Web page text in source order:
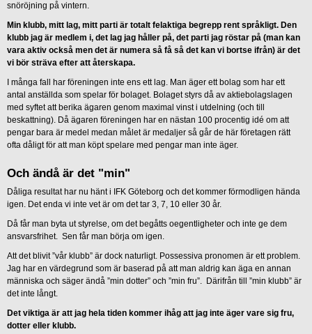
snöröjning på vintern.
Min klubb, mitt lag, mitt parti är totalt felaktiga begrepp rent språkligt. Den
klubb jag är medlem i, det lag jag håller på, det parti jag röstar på (man kan
vara aktiv också men det är numera så få så det kan vi bortse ifrån) är det
vi bör sträva efter att återskapa.
I många fall har föreningen inte ens ett lag. Man äger ett bolag som har ett
antal anställda som spelar för bolaget. Bolaget styrs då av aktiebolagslagen
med syftet att berika ägaren genom maximal vinst i utdelning (och till
beskattning). Då ägaren föreningen har en nästan 100 procentig idé om att
pengar bara är medel medan målet är medaljer så går de här företagen rätt
ofta dåligt för att man köpt spelare med pengar man inte äger.
Och ändå är det "min"
Dåliga resultat har nu hänt i IFK Göteborg och det kommer förmodligen hända
igen. Det enda vi inte vet är om det tar 3, 7, 10 eller 30 år.
Då får man byta ut styrelse, om det begåtts oegentligheter och inte ge dem
ansvarsfrihet. Sen får man börja om igen.
Att det blivit ”vår klubb” är dock naturligt. Possessiva pronomen är ett problem.
Jag har en värdegrund som är baserad på att man aldrig kan äga en annan
människa och säger ändå ”min dotter” och ”min fru”. Därifrån till ”min klubb” är
det inte långt.
Det viktiga är att jag hela tiden kommer ihåg att jag inte äger vare sig fru,
dotter eller klubb.